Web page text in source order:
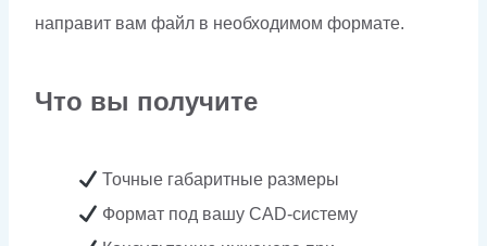
направит вам файл в необходимом формате.
Что вы получите
Точные габаритные размеры
Формат под вашу CAD-систему